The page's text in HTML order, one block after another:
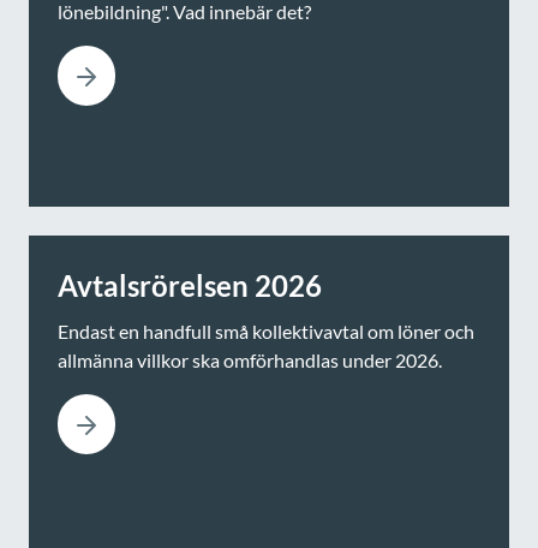
lönebildning". Vad innebär det?
Avtalsrörelsen 2026
Endast en handfull små kollektivavtal om löner och
allmänna villkor ska omförhandlas under 2026.